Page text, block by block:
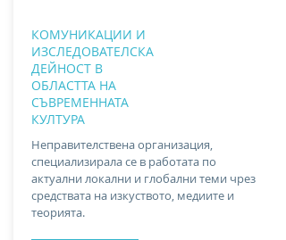
КОМУНИКАЦИИ И
ИЗСЛЕДОВАТЕЛСКА
ДЕЙНОСТ В
ОБЛАСТТА НА
СЪВРЕМЕННАТА
КУЛТУРА
Неправителствена организация,
специализирала се в работата по
актуални локални и глобални теми чрез
средствата на изкуството, медиите и
теорията.